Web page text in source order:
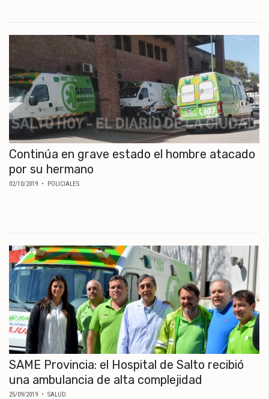
Continúa en grave estado el hombre atacado
por su hermano
02/10/2019 • POLICIALES
SAME Provincia: el Hospital de Salto recibió
una ambulancia de alta complejidad
25/09/2019 • SALUD